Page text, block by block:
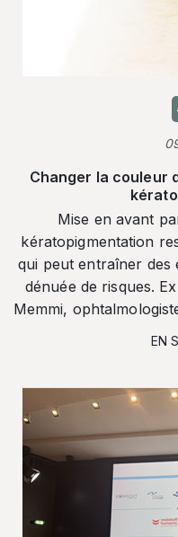
Changer la couleur
Mise en avant
kératopigmentation
qui peut entraîner des
dénuée de risques.
Memmi,
EN